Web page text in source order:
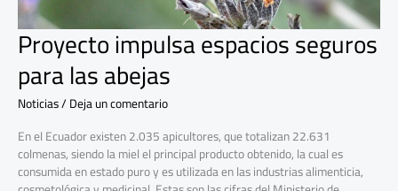
Proyecto impulsa espacios seguros
para las abejas
Noticias/Deja un comentario
En el Ecuador existen 2.035 apicultores, que totalizan 22.631
colmenas, siendo la miel el principal producto obtenido, la cual es
consumida en estado puro y es utilizada en las industrias alimenticia,